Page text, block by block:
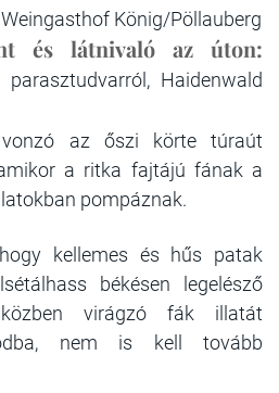
Weingasthof König/Pöllauberg
és látnivaló az úton:
Haidenwald
vonzó az őszi körte túraút
a ritka fajtájú fának a
pompáznak.
kellemes és hűs patak
békésen legelésző
virágzó fák illatát
nem is kell tovább